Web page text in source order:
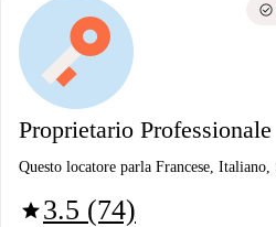
Proprietario Professionale
Questo locatore parla Francese, Italiano,
star3.5 (74)
check_circle